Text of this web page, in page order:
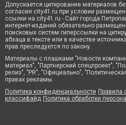
Допускается цитирование материалов
согласия city41.ru при условии
ссылки на city41.ru - Сайт города
интернет-изданий обязательно
поисковых систем гиперссылки на
абзаца в тексте или в качестве
прав преследуется по закону.
Материалы с плашками "Новости
материал", "Партнерский спецпроект",
релиз", "PR", "Официально",
правах рекламы.
Политика конфиденциальности Правила
классифайд Политика обработки